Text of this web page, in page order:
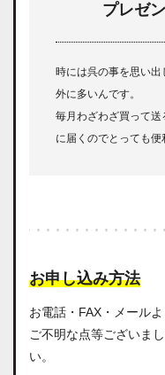
プレゼ
時には呉の事を思い
外に多いんです。
毎月わざわざ買って
に届くのでとっても便
お申し込み方法
お電話・FAX・メール
ご不明な点等ございま
い。